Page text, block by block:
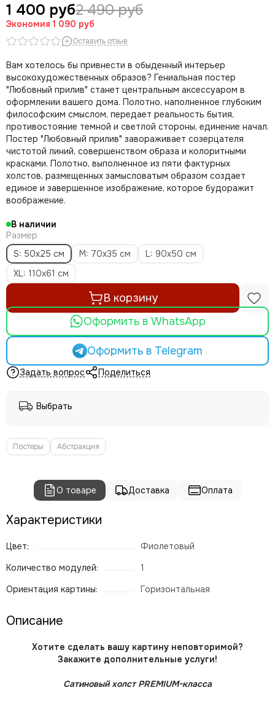
1 400 руб2 490 руб
Экономия 1 090 руб
Оставить отзыв
Вам хотелось бы привнести в обыденный интерьер
высокохудожественных образов? Гениальная постер
"Любовный прилив" станет центральным аксессуаром в
оформлении вашего дома. Полотно, наполненное глубоким
философским смыслом, передает реальность бытия,
противостояние темной и светлой стороны, единение начал.
Постер "Любовный прилив" завораживает созерцателя
чистотой линий, совершенством образа и колоритными
красками. Полотно, выполненное из пяти фактурных
холстов, размещенных замысловатым образом создает
единое и завершенное изображение, которое будоражит
воображение.
В наличии
Размер
S: 50х25 см
M: 70х35 см
L: 90х50 см
XL: 110х61 см
В корзину
Оформить в WhatsApp
Оформить в Telegram
Задать вопрос Поделиться
Выбрать
Постеры Абстракция
О товаре Доставка Оплата
Характеристики
Цвет:
Фиолетовый
Количество модулей:
1
Ориентация картины:
Горизонтальная
Описание
Хотите сделать вашу картину неповторимой?
Закажите дополнительные услуги!
Сатиновый холст PREMIUM-класса